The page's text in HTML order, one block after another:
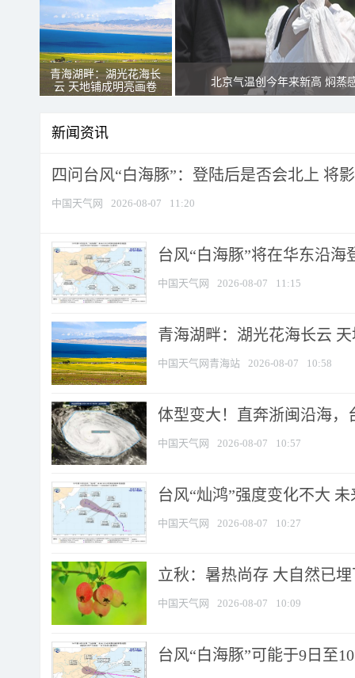
青海湖畔：湖光花海长
云 天地铺成明亮画卷
北京气温创今年来新高 焖蒸
新闻资讯
四问台风“白海豚”：登陆后是否会北上 将
中国天气网 2026-08-07 11:20
台风“白海豚”将在华东沿
中国天气网 2026-08-07 11:15
青海湖畔：湖光花海长云
中国天气网青海站 2026-08-07 10:58
体型变大！直奔浙闽沿海，
中国天气网 2026-08-07 10:57
台风“灿鸿”强度变化不大
中国天气网 2026-08-07 10:27
立秋：暑热尚存 大自然已
中国天气网 2026-08-07 10:09
台风“白海豚”可能于9日至